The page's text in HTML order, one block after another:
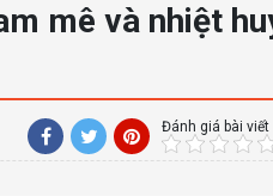
mê và nhiệt
Đánh giá bài viết